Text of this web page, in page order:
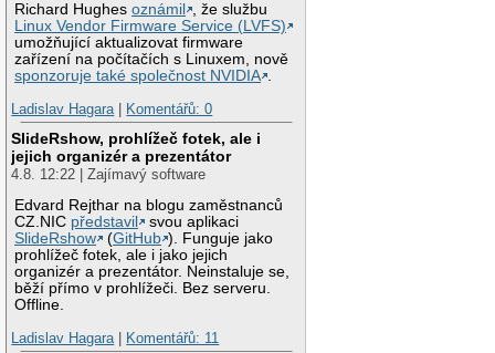
Richard Hughesoznámil
, že službu
Linux Vendor Firmware Service (LVFS)
umožňující aktualizovat firmware
zařízení na počítačích s Linuxem, nově
sponzoruje také společnost NVIDIA .
Ladislav Hagara| Komentářů: 0
SlideRshow, prohlížeč fotek, ale i
jejich organizér a prezentátor
4.8. 12:22 | Zajímavý software
Edvard Rejthar na blogu zaměstnanců
CZ.NIC představil
svou aplikaci
SlideRshow
(GitHub ). Funguje jako
prohlížeč fotek, ale i jako jejich
organizér a prezentátor. Neinstaluje se,
běží přímo v prohlížeči. Bez serveru.
Offline.
Ladislav Hagara| Komentářů: 11